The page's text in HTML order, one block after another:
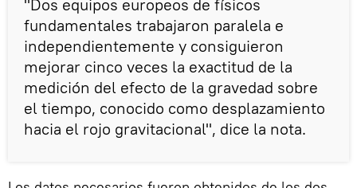
"Dos equipos europeos de físicos
fundamentales trabajaron paralela e
independientemente y consiguieron
mejorar cinco veces la exactitud de la
medición del efecto de la gravedad sobre
el tiempo, conocido como desplazamiento
hacia el rojo gravitacional", dice la nota.